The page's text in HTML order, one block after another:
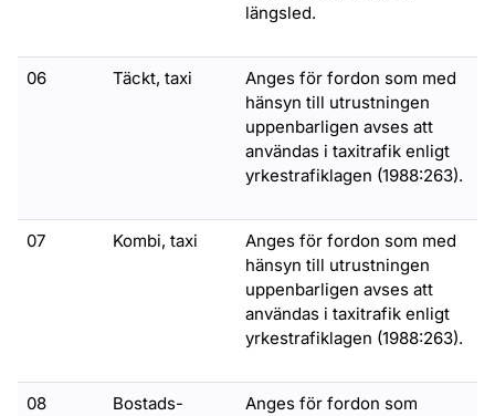
längsled.
06 Täckt, taxi
Anges för fordon som med
hänsyn till utrustningen
uppenbarligen avses att
användas i taxitrafik enligt
yrkestrafiklagen (1988:263).
07 Kombi, taxi
Anges för fordon som med
hänsyn till utrustningen
uppenbarligen avses att
användas i taxitrafik enligt
yrkestrafiklagen (1988:263).
08
Bostads-
Anges för fordon som